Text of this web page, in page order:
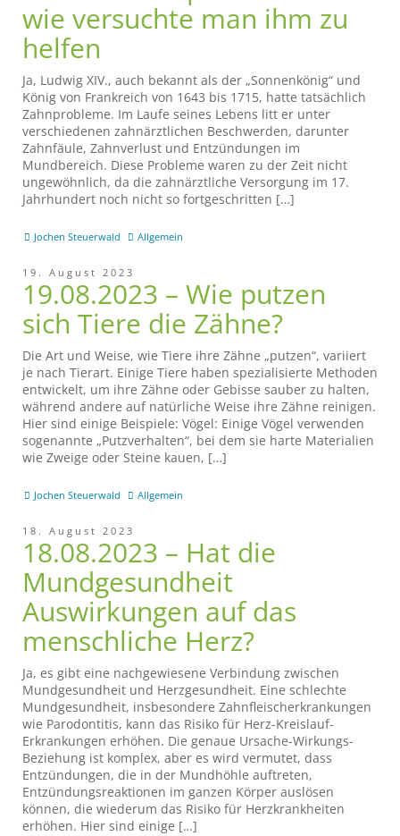
wie versuchte man ihm zu
helfen
Ja, Ludwig XIV., auch bekannt als der „Sonnenkönig“ und
König von Frankreich von 1643 bis 1715, hatte tatsächlich
Zahnprobleme. Im Laufe seines Lebens litt er unter
verschiedenen zahnärztlichen Beschwerden, darunter
Zahnfäule, Zahnverlust und Entzündungen im
Mundbereich. Diese Probleme waren zu der Zeit nicht
ungewöhnlich, da die zahnärztliche Versorgung im 17.
Jahrhundert noch nicht so fortgeschritten […]
Jochen Steuerwald Allgemein
19. August 2023
19.08.2023 – Wie putzen
sich Tiere die Zähne?
Die Art und Weise, wie Tiere ihre Zähne „putzen“, variiert
je nach Tierart. Einige Tiere haben spezialisierte Methoden
entwickelt, um ihre Zähne oder Gebisse sauber zu halten,
während andere auf natürliche Weise ihre Zähne reinigen.
Hier sind einige Beispiele: Vögel: Einige Vögel verwenden
sogenannte „Putzverhalten“, bei dem sie harte Materialien
wie Zweige oder Steine kauen, […]
Jochen Steuerwald Allgemein
18. August 2023
18.08.2023 – Hat die
Mundgesundheit
Auswirkungen auf das
menschliche Herz?
Ja, es gibt eine nachgewiesene Verbindung zwischen
Mundgesundheit und Herzgesundheit. Eine schlechte
Mundgesundheit, insbesondere Zahnfleischerkrankungen
wie Parodontitis, kann das Risiko für Herz-Kreislauf-
Erkrankungen erhöhen. Die genaue Ursache-Wirkungs-
Beziehung ist komplex, aber es wird vermutet, dass
Entzündungen, die in der Mundhöhle auftreten,
Entzündungsreaktionen im ganzen Körper auslösen
können, die wiederum das Risiko für Herzkrankheiten
erhöhen. Hier sind einige […]